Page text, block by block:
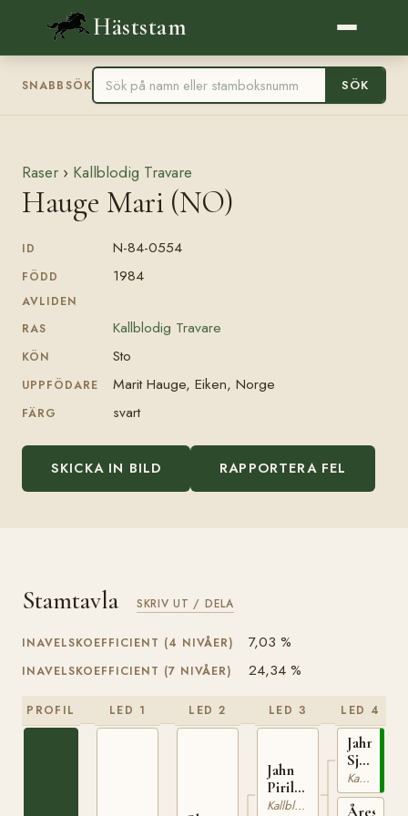
Häststam
SNABBSÖK SÖK
Raser › Kallblodig Travare
Hauge Mari (NO)
ID N-84-0554
FÖDD 1984
AVLIDEN
RAS
Kallblodig Travare
KÖN Sto
UPPFÖDARE Marit Hauge, Eiken, Norge
FÄRG svart
SKICKA IN BILD RAPPORTERA FEL
Stamtavla SKRIV UT / DELA
INAVELSKOEFFICIENT (4 NIVÅER) 7,03 %
INAVELSKOEFFICIENT (7 NIVÅER) 24,34 %
PROFIL LED 1 LED 2 LED 3
Jahn
Piril
(NO)Kallblodig Travare
LED 4
Jahn
Sjur
(NO)
T-
254
Kallblodig Travare
Åreskjold